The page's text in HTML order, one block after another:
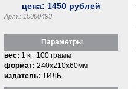
цена: 1450 рублей
Арт.: 10000493
Параметры
вес: 1 кг 100 грамм
формат: 240x210x60мм
издатель: ТИЛЬ